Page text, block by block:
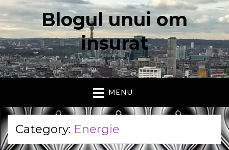
Blogul unui om
insurat
Aici vorbesc io, cu cuvintele mele. Declaratie….
MENU
Category: Energie